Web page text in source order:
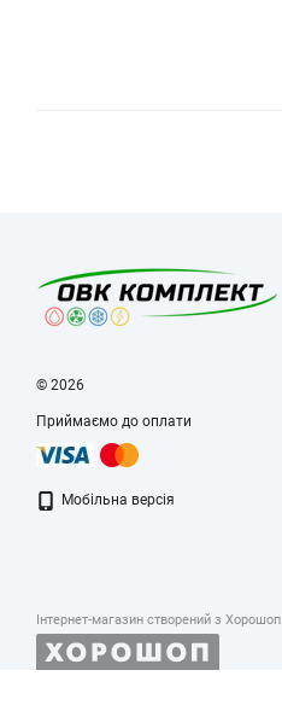
© 2026
Приймаємо до оплати
Мобільна версія
Інтернет-магазин створений з Хорошоп